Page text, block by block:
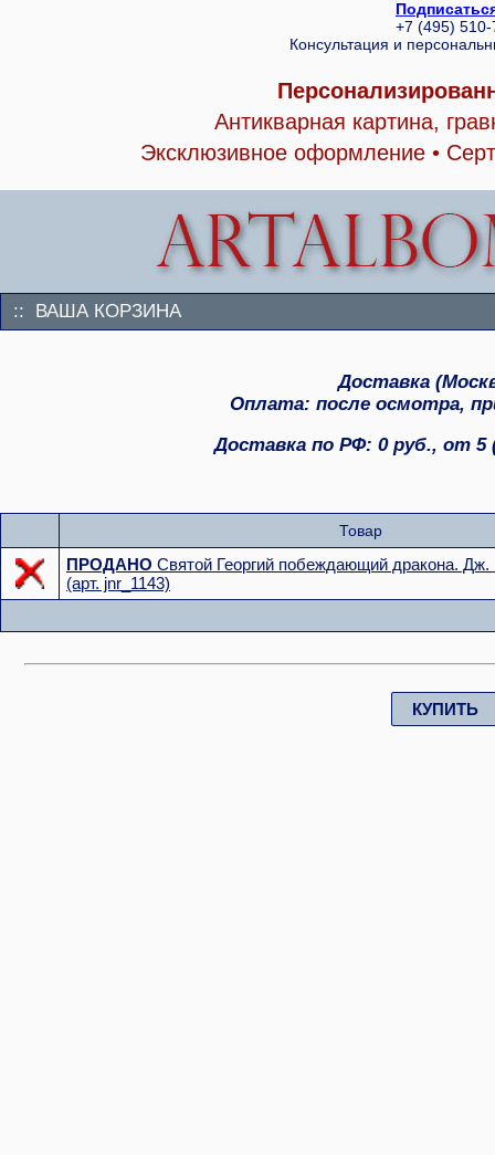
+7 (495)
Консультация и
Антикварная картина,
Эксклюзивное оформление •
:: ВАША КОРЗИНА
Доставка
Оплата: после осмотра,
Доставка по РФ: 0 руб., от 5
Товар
ПРОДАНО Святой Георгий побеждающий дракона.
(арт. jnr_1143)
КУПИТЬ